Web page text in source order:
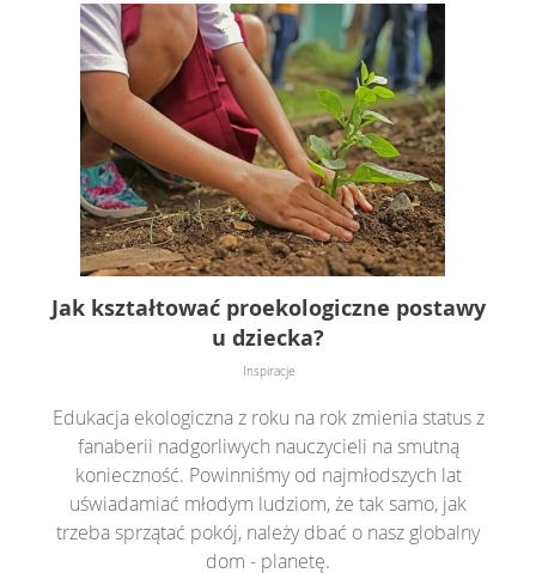
Jak kształtować proekologiczne postawy
u dziecka?
Inspiracje
Edukacja ekologiczna z roku na rok zmienia status z
fanaberii nadgorliwych nauczycieli na smutną
konieczność. Powinniśmy od najmłodszych lat
uświadamiać młodym ludziom, że tak samo, jak
trzeba sprzątać pokój, należy dbać o nasz globalny
dom - planetę.